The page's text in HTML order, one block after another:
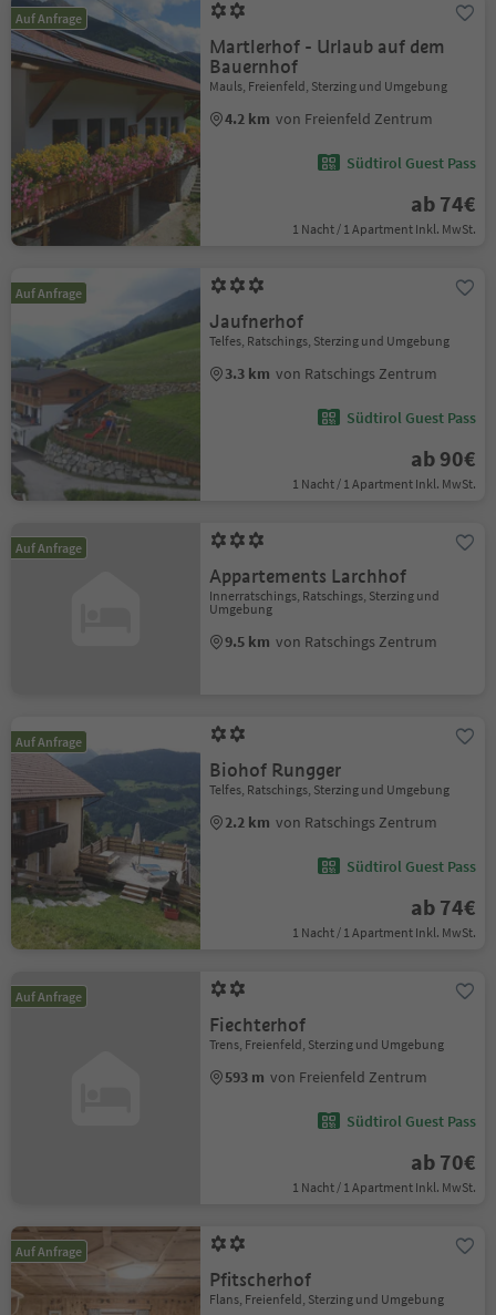
Auf Anfrage
Martlerhof - Urlaub auf dem
Bauernhof
Mauls, Freienfeld, Sterzing und Umgebung
4.2 km von Freienfeld Zentrum
Südtirol Guest Pass
ab 74€
1 Nacht / 1 Apartment Inkl. MwSt.
Auf Anfrage
Jaufnerhof
Telfes, Ratschings, Sterzing und Umgebung
3.3 km von Ratschings Zentrum
Südtirol Guest Pass
ab 90€
1 Nacht / 1 Apartment Inkl. MwSt.
Auf Anfrage
Appartements Larchhof
Innerratschings, Ratschings, Sterzing und
Umgebung
9.5 km von Ratschings Zentrum
Auf Anfrage
Biohof Rungger
Telfes, Ratschings, Sterzing und Umgebung
2.2 km von Ratschings Zentrum
Südtirol Guest Pass
ab 74€
1 Nacht / 1 Apartment Inkl. MwSt.
Auf Anfrage
Fiechterhof
Trens, Freienfeld, Sterzing und Umgebung
593 m von Freienfeld Zentrum
Südtirol Guest Pass
ab 70€
1 Nacht / 1 Apartment Inkl. MwSt.
Auf Anfrage
Pfitscherhof
Flans, Freienfeld, Sterzing und Umgebung